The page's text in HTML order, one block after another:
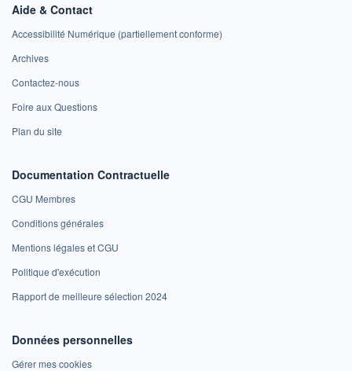
Aide & Contact
Accessibilité Numérique (partiellement conforme)
Archives
Contactez-nous
Foire aux Questions
Plan du site
Documentation Contractuelle
CGU Membres
Conditions générales
Mentions légales et CGU
Politique d'exécution
Rapport de meilleure sélection 2024
Données personnelles
Gérer mes cookies